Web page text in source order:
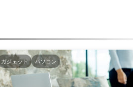
ガジェット パソコン